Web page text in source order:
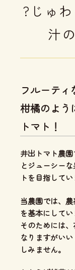
?じゅ
汁
フルーティ
柑橘のよう
トマト！
井出トマト農園
とジューシー
トを目指してい
当農園では、
を基本にしてい
そのためには
なりますがい
しみません。